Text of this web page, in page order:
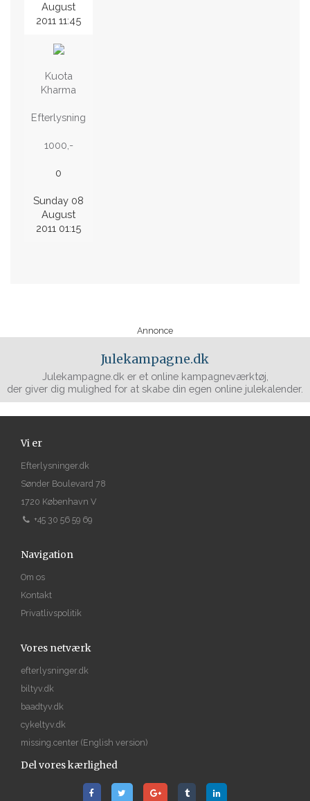
August
2011 11:45
Kuota
Kharma
Efterlysning
1000,-
0
Sunday 08
August
2011 01:15
Annonce
Julekampagne.dk
Julekampagne.dk er et online kampagneværktøj,
der giver dig mulighed for at skabe din egen online julekalender.
Vi er
Efterlysninger.dk
Sønder Boulevard 78
1720 København V
+45 30 56 59 69
Navigation
Om os
Kontakt
Privatlivspolitik
Vores netværk
efterlysninger.dk
biltyv.dk
baadtyv.dk
cykeltyv.dk
missing.center (English version)
Del vores kærlighed